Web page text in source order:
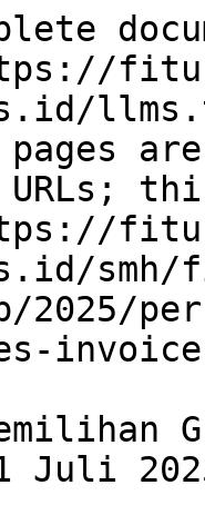
pages
URLs;
smh/
2025/
Juli